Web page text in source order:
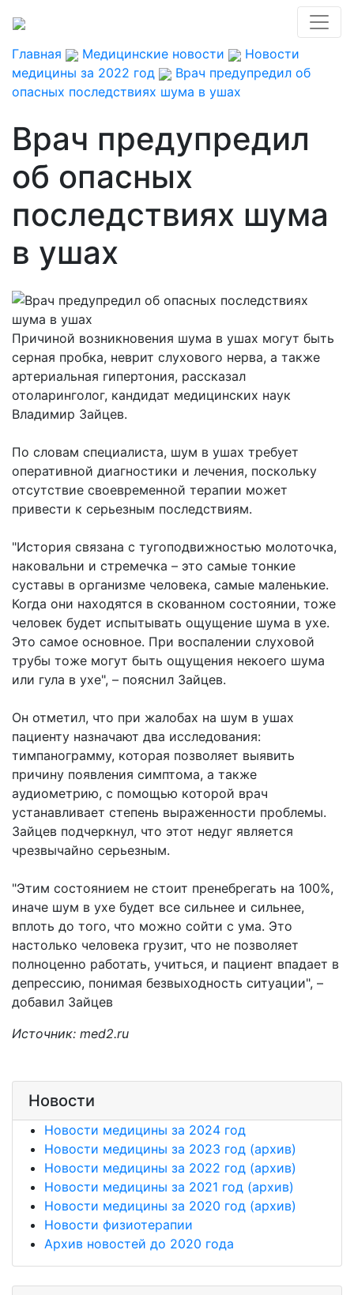
Главная Медицинские новости
Новости
медицины за 2022 год
Врач предупредил об
опасных последствиях шума в ушах
Врач предупредил
об опасных
последствиях шума
в ушах
Причиной возникновения шума в ушах могут быть
серная пробка, неврит слухового нерва, а также
артериальная гипертония, рассказал
отоларинголог, кандидат медицинских наук
Владимир Зайцев.
По словам специалиста, шум в ушах требует
оперативной диагностики и лечения, поскольку
отсутствие своевременной терапии может
привести к серьезным последствиям.
"История связана с тугоподвижностью молоточка,
наковальни и стремечка – это самые тонкие
суставы в организме человека, самые маленькие.
Когда они находятся в скованном состоянии, тоже
человек будет испытывать ощущение шума в ухе.
Это самое основное. При воспалении слуховой
трубы тоже могут быть ощущения некоего шума
или гула в ухе", – пояснил Зайцев.
Он отметил, что при жалобах на шум в ушах
пациенту назначают два исследования:
тимпанограмму, которая позволяет выявить
причину появления симптома, а также
аудиометрию, с помощью которой врач
устанавливает степень выраженности проблемы.
Зайцев подчеркнул, что этот недуг является
чрезвычайно серьезным.
"Этим состоянием не стоит пренебрегать на 100%,
иначе шум в ухе будет все сильнее и сильнее,
вплоть до того, что можно сойти с ума. Это
настолько человека грузит, что не позволяет
полноценно работать, учиться, и пациент впадает в
депрессию, понимая безвыходность ситуации", –
добавил Зайцев
Источник: med2.ru
Новости
Новости медицины за 2024 год
Новости медицины за 2023 год (архив)
Новости медицины за 2022 год (архив)
Новости медицины за 2021 год (архив)
Новости медицины за 2020 год (архив)
Новости физиотерапии
Архив новостей до 2020 года